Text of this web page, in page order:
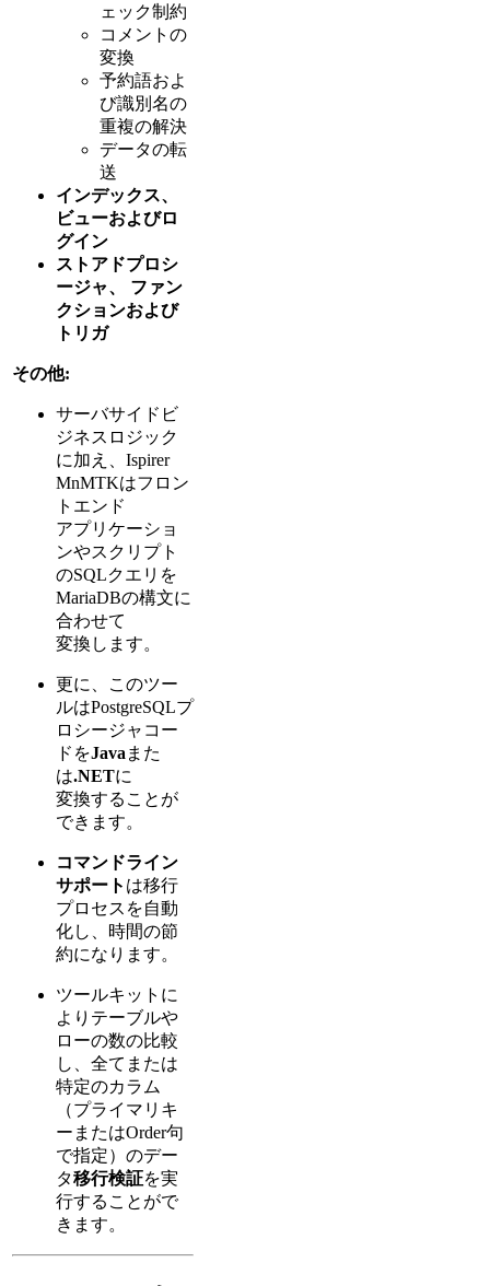
ェック制約
コメントの
変換
予約語およ
び識別名の
重複の解決
データの転
送
インデックス、
ビューおよびロ
グイン
ストアドプロシ
ージャ、 ファン
クションおよび
トリガ
その他:
サーバサイドビ
ジネスロジック
に加え、Ispirer
MnMTKはフロン
トエンド
アプリケーショ
ンやスクリプト
のSQLクエリを
MariaDBの構文に
合わせて
変換します。
更に、このツー
ルはPostgreSQLプ
ロシージャコー
ドをJava また
は.NETに
変換することが
できます。
コマンドライン
サポート は移行
プロセスを自動
化し、時間の節
約になります。
ツールキットに
よりテーブルや
ローの数の比較
し、全てまたは
特定のカラム
（プライマリキ
ーまたはOrder句
で指定）のデー
タ移行検証を実
行することがで
きます。